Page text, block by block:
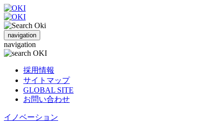
navigation
navigation
採用情報
サイトマップ
GLOBAL SITE
お問い合わせ
イノベーション